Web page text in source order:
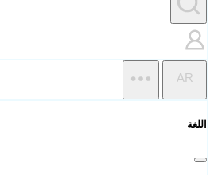
AR
اللغة